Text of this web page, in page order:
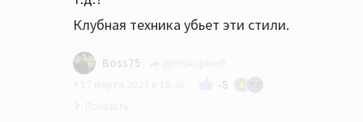
Клубная техника убьет эти стили.
Boss75
-5